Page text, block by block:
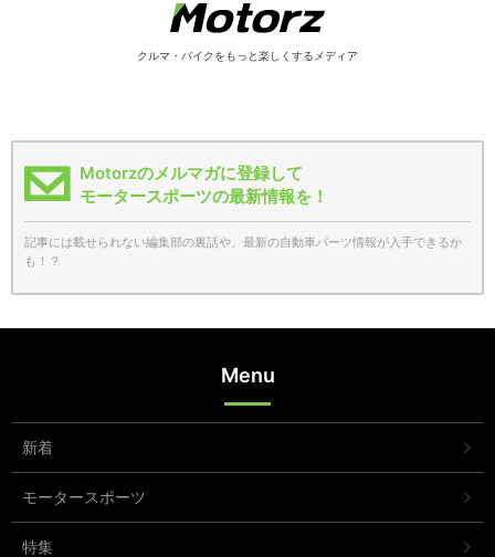
クルマ・バイクをもっと楽しくするメディア
Motorzのメルマガに登録して
モータースポーツの最新情報を！
記事には載せられない編集部の裏話や、最新の自動車パーツ情報が入手できるか
も！？
Menu
新着
モータースポーツ
特集